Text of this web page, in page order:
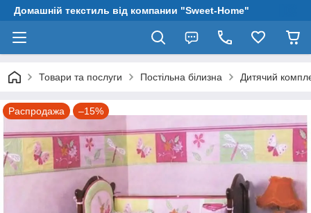
Домашній текстиль від компании "Sweet-Home"
Товари та послуги Постільна білизна Дитячий
Распродажа –15%